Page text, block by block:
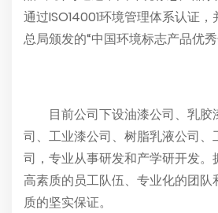
通过ISO14001环境管理体系认证
总局颁发的“中国环境标志产品优
目前公司下设油漆公司、乳胶
司、工业漆公司、树脂乳液公司、
司，专业从事研发和产学研开发。
高素质的员工队伍、专业化的团队
质的坚实保证。